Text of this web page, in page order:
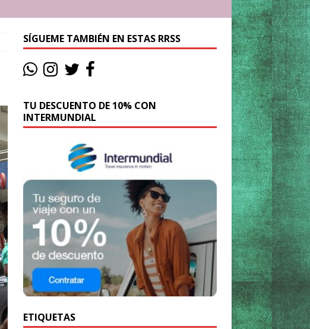
SÍGUEME TAMBIÉN EN ESTAS RRSS
TU DESCUENTO DE 10% CON
INTERMUNDIAL
ETIQUETAS